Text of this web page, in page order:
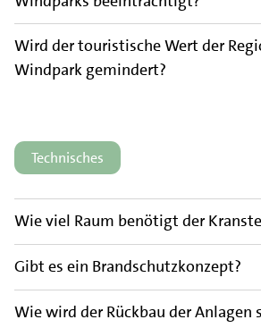
Wird der touristische Wert der
Windpark gemindert?
Technisches
Wie viel Raum benötigt der
Gibt es ein Brandschutzkonzept?
Wie wird der Rückbau der Anlagen